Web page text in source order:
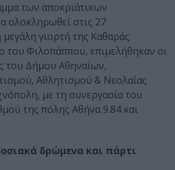
των αποκριάτικων
ολοκληρωθεί στις 27
γιορτή της Καθαράς
του Φιλοπάππου, επιμελήθηκαν οι
του Δήμου Αθηναίων,
Αθλητισμού & Νεολαίας
με τη συνεργασία του
της πόλης Αθήνα 9.84 και
δρώμενα και πάρτι